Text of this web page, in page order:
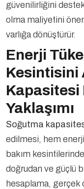
güvenilirliğini
olma maliyetini
varlığa dönüştürür.
Enerji
Kesintisini
Kapasitesi
Yaklaşımı
Soğutma
edilmesi, hem
bakım
doğrudan ve güçlü
hesaplama, gerçek